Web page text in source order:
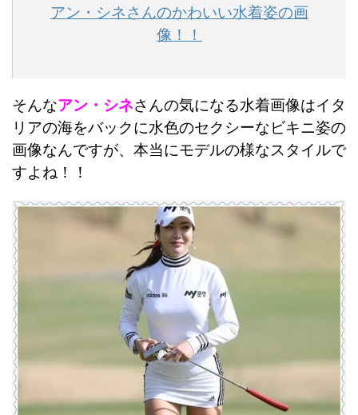
アン・シネさんのかわいい水着姿の画
像！！
そんなアン・シネさんの気になる水着画像はイタ
リアの海をバックに水色のセクシーなビキニ姿の
画像なんですが、本当にモデルの様なスタイルで
すよね！！